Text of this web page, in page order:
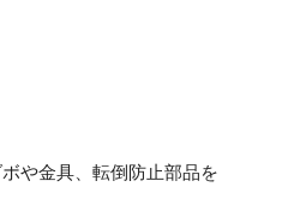
や金具、転倒防止部品を